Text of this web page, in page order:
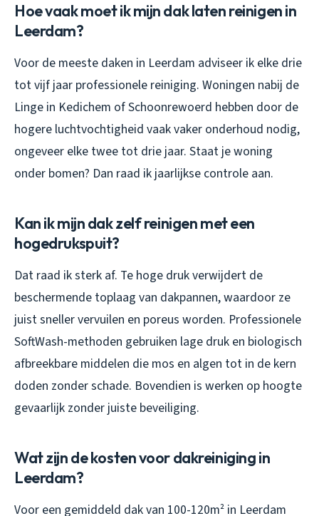
Hoe vaak moet ik mijn dak laten reinigen in
Leerdam?
Voor de meeste daken in Leerdam adviseer ik elke drie
tot vijf jaar professionele reiniging. Woningen nabij de
Linge in Kedichem of Schoonrewoerd hebben door de
hogere luchtvochtigheid vaak vaker onderhoud nodig,
ongeveer elke twee tot drie jaar. Staat je woning
onder bomen? Dan raad ik jaarlijkse controle aan.
Kan ik mijn dak zelf reinigen met een
hogedrukspuit?
Dat raad ik sterk af. Te hoge druk verwijdert de
beschermende toplaag van dakpannen, waardoor ze
juist sneller vervuilen en poreus worden. Professionele
SoftWash-methoden gebruiken lage druk en biologisch
afbreekbare middelen die mos en algen tot in de kern
doden zonder schade. Bovendien is werken op hoogte
gevaarlijk zonder juiste beveiliging.
Wat zijn de kosten voor dakreiniging in
Leerdam?
Voor een gemiddeld dak van 100-120m² in Leerdam